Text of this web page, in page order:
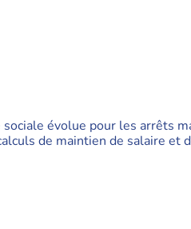
évolue pour les arrêts
de maintien de salaire et